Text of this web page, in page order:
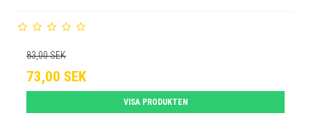
83,00 SEK
73,00 SEK
VISA PRODUKTEN